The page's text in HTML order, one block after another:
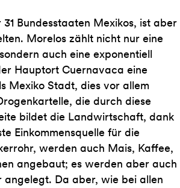
Bundesstaaten Mexikos, ist aber
Morelos zählt nicht nur eine
auch eine exponentiell
Hauptort Cuernavaca eine
Mexiko Stadt, dies vor allem
die durch diese
bildet die Landwirtschaft, dank
Einkommensquelle für die
werden auch Mais, Kaffee,
angebaut; es werden aber auch
angelegt. Da aber, wie bei allen